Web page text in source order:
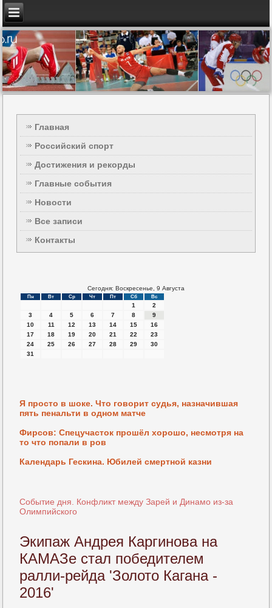
Главная
Российский спорт
Достижения и рекорды
Главные события
Новости
Все записи
Контакты
Сегодня: Воскресенье, 9 Августа
Пн Вт Ср Чт Пт Сб Вс
1
2
3
4 5 6 7 8
9
10
11 12 13 14 15
16
17
18 19 20 21 22
23
24
25 26 27 28 29
30
31
Я просто в шоке. Что говорит судья, назначившая
пять пенальти в одном матче
Фирсов: Спецучасток прошёл хорошо, несмотря на
то что попали в ров
Календарь Гескина. Юбилей смертной казни
Событие дня. Конфликт между Зарей и Динамо из-за
Олимпийского
Экипаж Андрея Каргинова на
КАМАЗе стал победителем
ралли-рейда 'Золото Кагана -
2016'